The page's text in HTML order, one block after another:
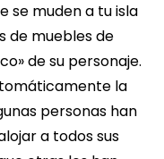
se muden a tu isla
de muebles de
de su personaje.
la
personas han
a todos sus